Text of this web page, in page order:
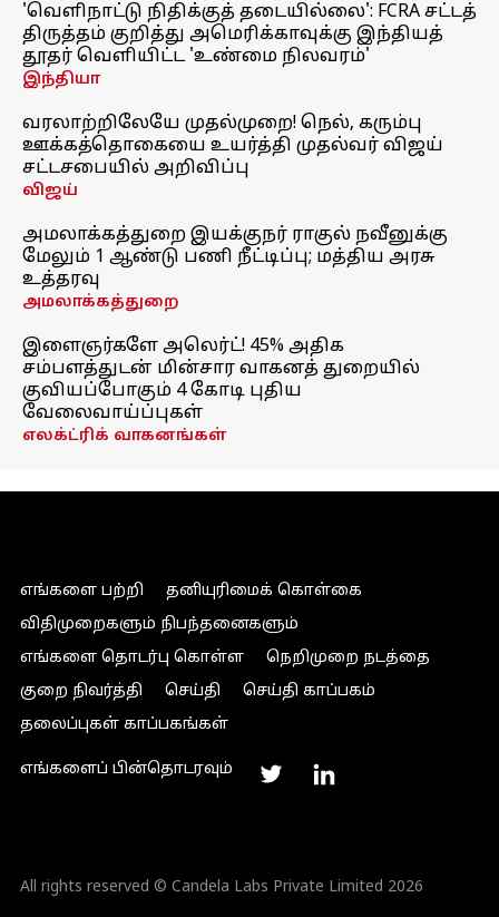
'வெளிநாட்டு நிதிக்குத் தடையில்லை': FCRA சட்டத்
திருத்தம் குறித்து அமெரிக்காவுக்கு இந்தியத்
தூதர் வெளியிட்ட 'உண்மை நிலவரம்'
இந்தியா
வரலாற்றிலேயே முதல்முறை! நெல், கரும்பு
ஊக்கத்தொகையை உயர்த்தி முதல்வர் விஜய்
சட்டசபையில் அறிவிப்பு
விஜய்
அமலாக்கத்துறை இயக்குநர் ராகுல் நவீனுக்கு
மேலும் 1 ஆண்டு பணி நீட்டிப்பு; மத்திய அரசு
உத்தரவு
அமலாக்கத்துறை
இளைஞர்களே அலெர்ட்! 45% அதிக
சம்பளத்துடன் மின்சார வாகனத் துறையில்
குவியப்போகும் 4 கோடி புதிய
வேலைவாய்ப்புகள்
எலக்ட்ரிக் வாகனங்கள்
எங்களை பற்றி
தனியுரிமைக் கொள்கை
விதிமுறைகளும் நிபந்தனைகளும்
எங்களை தொடர்பு கொள்ள
நெறிமுறை நடத்தை
குறை நிவர்த்தி
செய்தி
செய்தி காப்பகம்
தலைப்புகள் காப்பகங்கள்
எங்களைப் பின்தொடரவும்
All rights reserved © Candela Labs Private Limited 2026